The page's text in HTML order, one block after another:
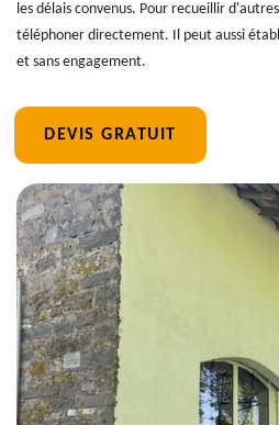
les délais convenus. Pour recueillir
téléphoner directement. Il peut aussi
et sans engagement.
DEVIS GRATUIT